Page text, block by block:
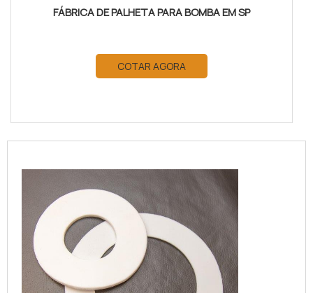
FÁBRICA DE PALHETA PARA BOMBA EM SP
COTAR AGORA